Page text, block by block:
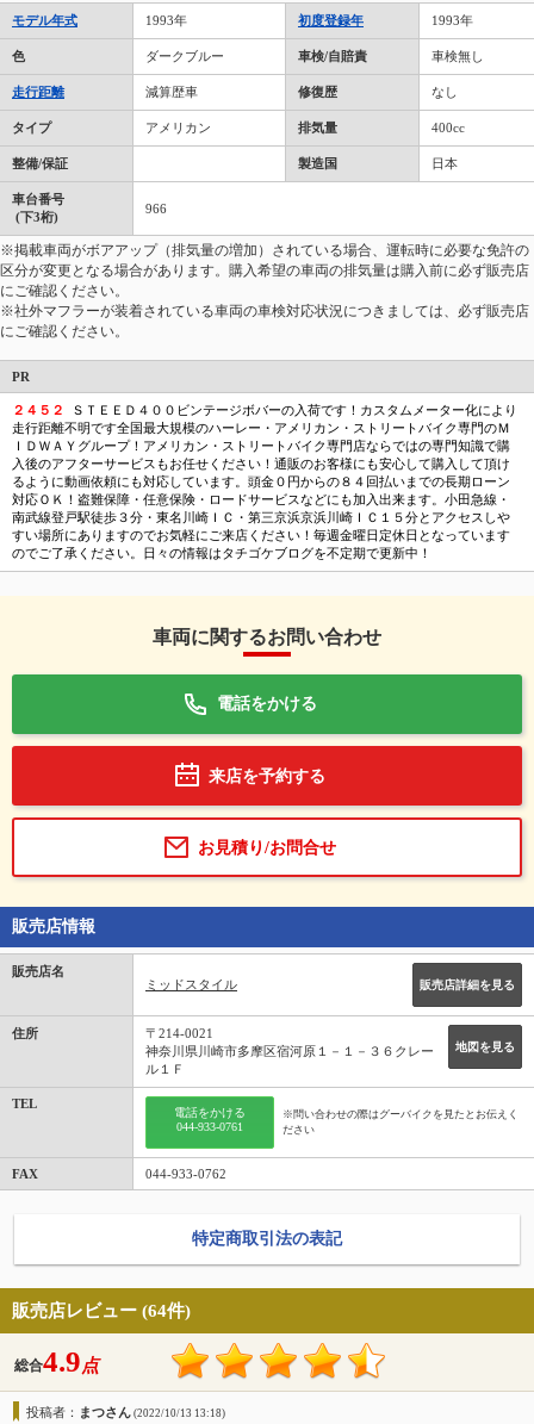
モデル年式 1993年 初度登録年 1993年
色 ダークブルー 車検/自賠責 車検無し
走行距離 減算歴車 修復歴 なし
タイプ アメリカン 排気量 400cc
整備/保証 製造国 日本
車台番号
(下3桁)
966
※掲載車両がボアアップ（排気量の増加）されている場合、運転時に必要な免許の
区分が変更となる場合があります。購入希望の車両の排気量は購入前に必ず販売店
にご確認ください。
※社外マフラーが装着されている車両の車検対応状況につきましては、必ず販売店
にご確認ください。
PR
２４５２
ＳＴＥＥＤ４００ビンテージボバーの入荷です！カスタムメーター化により
走行距離不明です全国最大規模のハーレー・アメリカン・ストリートバイク専門のＭ
ＩＤＷＡＹグループ！アメリカン・ストリートバイク専門店ならではの専門知識で購
入後のアフターサービスもお任せください！通販のお客様にも安心して購入して頂け
るように動画依頼にも対応しています。頭金０円からの８４回払いまでの長期ローン
対応ＯＫ！盗難保障・任意保険・ロードサービスなどにも加入出来ます。小田急線・
南武線登戸駅徒歩３分・東名川崎ＩＣ・第三京浜京浜川崎ＩＣ１５分とアクセスしや
すい場所にありますのでお気軽にご来店ください！毎週金曜日定休日となっています
のでご了承ください。日々の情報はタチゴケブログを不定期で更新中！
車両に関するお問い合わせ
電話をかける
来店を予約する
お見積り/お問合せ
販売店情報
販売店名
ミッドスタイル
販売店詳細を見る
住所
地図を見る
〒214-0021
神奈川県川崎市多摩区宿河原１－１－３６クレー
ル１Ｆ
TEL
電話をかける
044-933-0761
※問い合わせの際はグーバイクを見たとお伝えく
ださい
FAX 044-933-0762
特定商取引法の表記
販売店レビュー (64件)
総合4.9点
投稿者： まつさん (2022/10/13 13:18)